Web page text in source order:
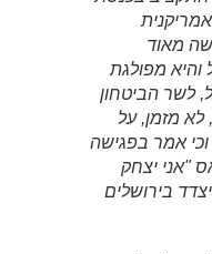
מאוד
מפולגת
לשר הביטחון
לא מזמן, על
אמר בפגישה
"אני יצחק
בירושלים